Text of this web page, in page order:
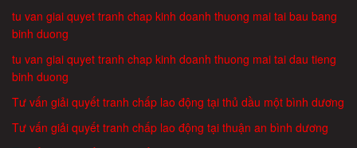
tu van giai quyet tranh chap kinh doanh thuong mai tai bau bang
binh duong
tu van giai quyet tranh chap kinh doanh thuong mai tai dau tieng
binh duong
Tư vấn giải quyết tranh chấp lao động tại thủ dầu một bình dương
Tư vấn giải quyết tranh chấp lao động tại thuận an bình dương